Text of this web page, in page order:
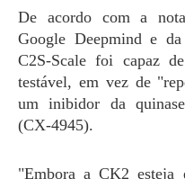
De acordo com a
Google Deepmind e
C2S-Scale foi capaz
testável, em vez de
um inibidor da
(CX-4945).
"Embora a CK2 esteja